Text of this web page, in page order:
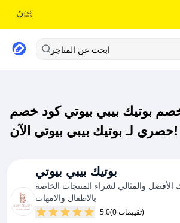
ابحث عن المتاجر
بوتيك بيبي بيوتي كود خصم
حصري لـ بوتيك بيبي بيوتي الآن!
بوتيك بيبي بيوتي
الأفضل والمثالي لشراء المنتجات الخاصة
بالاطفال والامهات
5.0 (0 تقييمات)